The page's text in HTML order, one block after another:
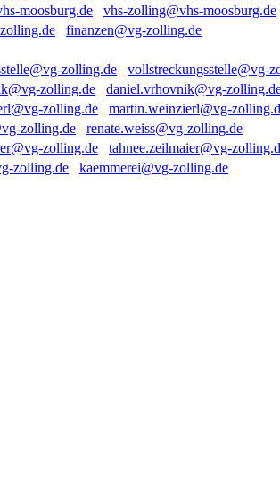
vhs-zolling@vhs-moosburg.de
finanzen@vg-zolling.de
vollstreckungsstelle@vg-
daniel.vrhovnik@vg-
martin.weinzierl@vg-
renate.weiss@vg-zolling.de
tahnee.zeilmaier@vg-
kaemmerei@vg-zolling.de